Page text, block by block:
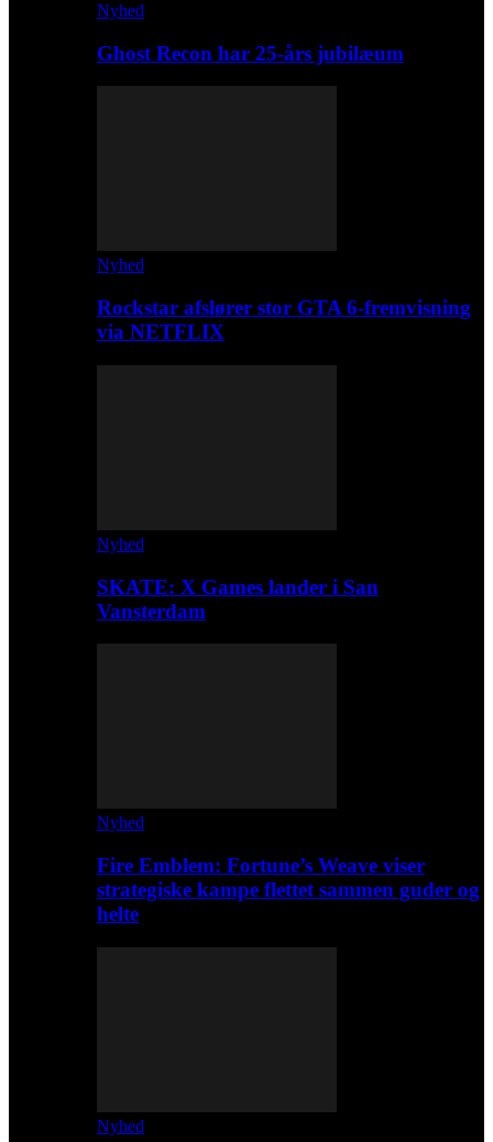
Nyhed
Ghost Recon har 25-års jubilæum
Nyhed
Rockstar afslører stor GTA 6-fremvisning
via NETFLIX
Nyhed
SKATE: X Games lander i San
Vansterdam
Nyhed
Fire Emblem: Fortune’s Weave viser
strategiske kampe flettet sammen guder og
helte
Nyhed